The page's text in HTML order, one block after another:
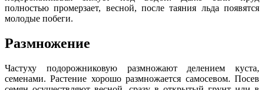
полностью промерзает, весной, после таяния льда появятся
молодые побеги.
Размножение
Частуху подорожниковую размножают делением куста,
семенами. Растение хорошо размножается самосевом. Посев